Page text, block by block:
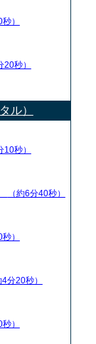
）
20秒）
ル）
10秒）
（約6分40秒）
）
4分20秒）
）